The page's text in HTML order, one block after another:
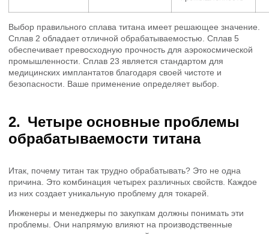
Выбор правильного сплава титана имеет решающее значение.
Сплав 2 обладает отличной обрабатываемостью. Сплав 5
обеспечивает превосходную прочность для аэрокосмической
промышленности. Сплав 23 является стандартом для
медицинских имплантатов благодаря своей чистоте и
безопасности. Ваше применение определяет выбор.
Четыре основные проблемы
обрабатываемости титана
Итак, почему титан так трудно обрабатывать? Это не одна
причина. Это комбинация четырех различных свойств. Каждое
из них создает уникальную проблему для токарей.
Инженеры и менеджеры по закупкам должны понимать эти
проблемы. Они напрямую влияют на производственные